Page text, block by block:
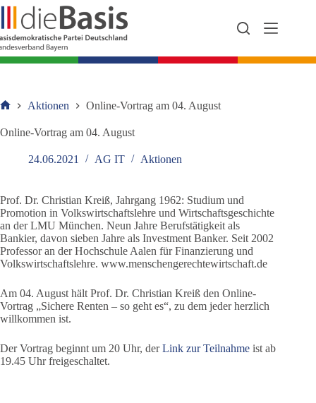
Zum
Inhalt
springen
Aktionen Online-Vortrag am 04. August
Online-Vortrag am 04. August
24.06.2021 AG IT Aktionen
Prof. Dr. Christian Kreiß, Jahrgang 1962: Studium und
Promotion in Volkswirtschaftslehre und Wirtschaftsgeschichte
an der LMU München. Neun Jahre Berufstätigkeit als
Bankier, davon sieben Jahre als Investment Banker. Seit 2002
Professor an der Hochschule Aalen für Finanzierung und
Volkswirtschaftslehre. www.menschengerechtewirtschaft.de
Am 04. August hält Prof. Dr. Christian Kreiß den Online-
Vortrag „Sichere Renten – so geht es“, zu dem jeder herzlich
willkommen ist.
Der Vortrag beginnt um 20 Uhr, derLink zur Teilnahme ist ab
19.45 Uhr freigeschaltet.